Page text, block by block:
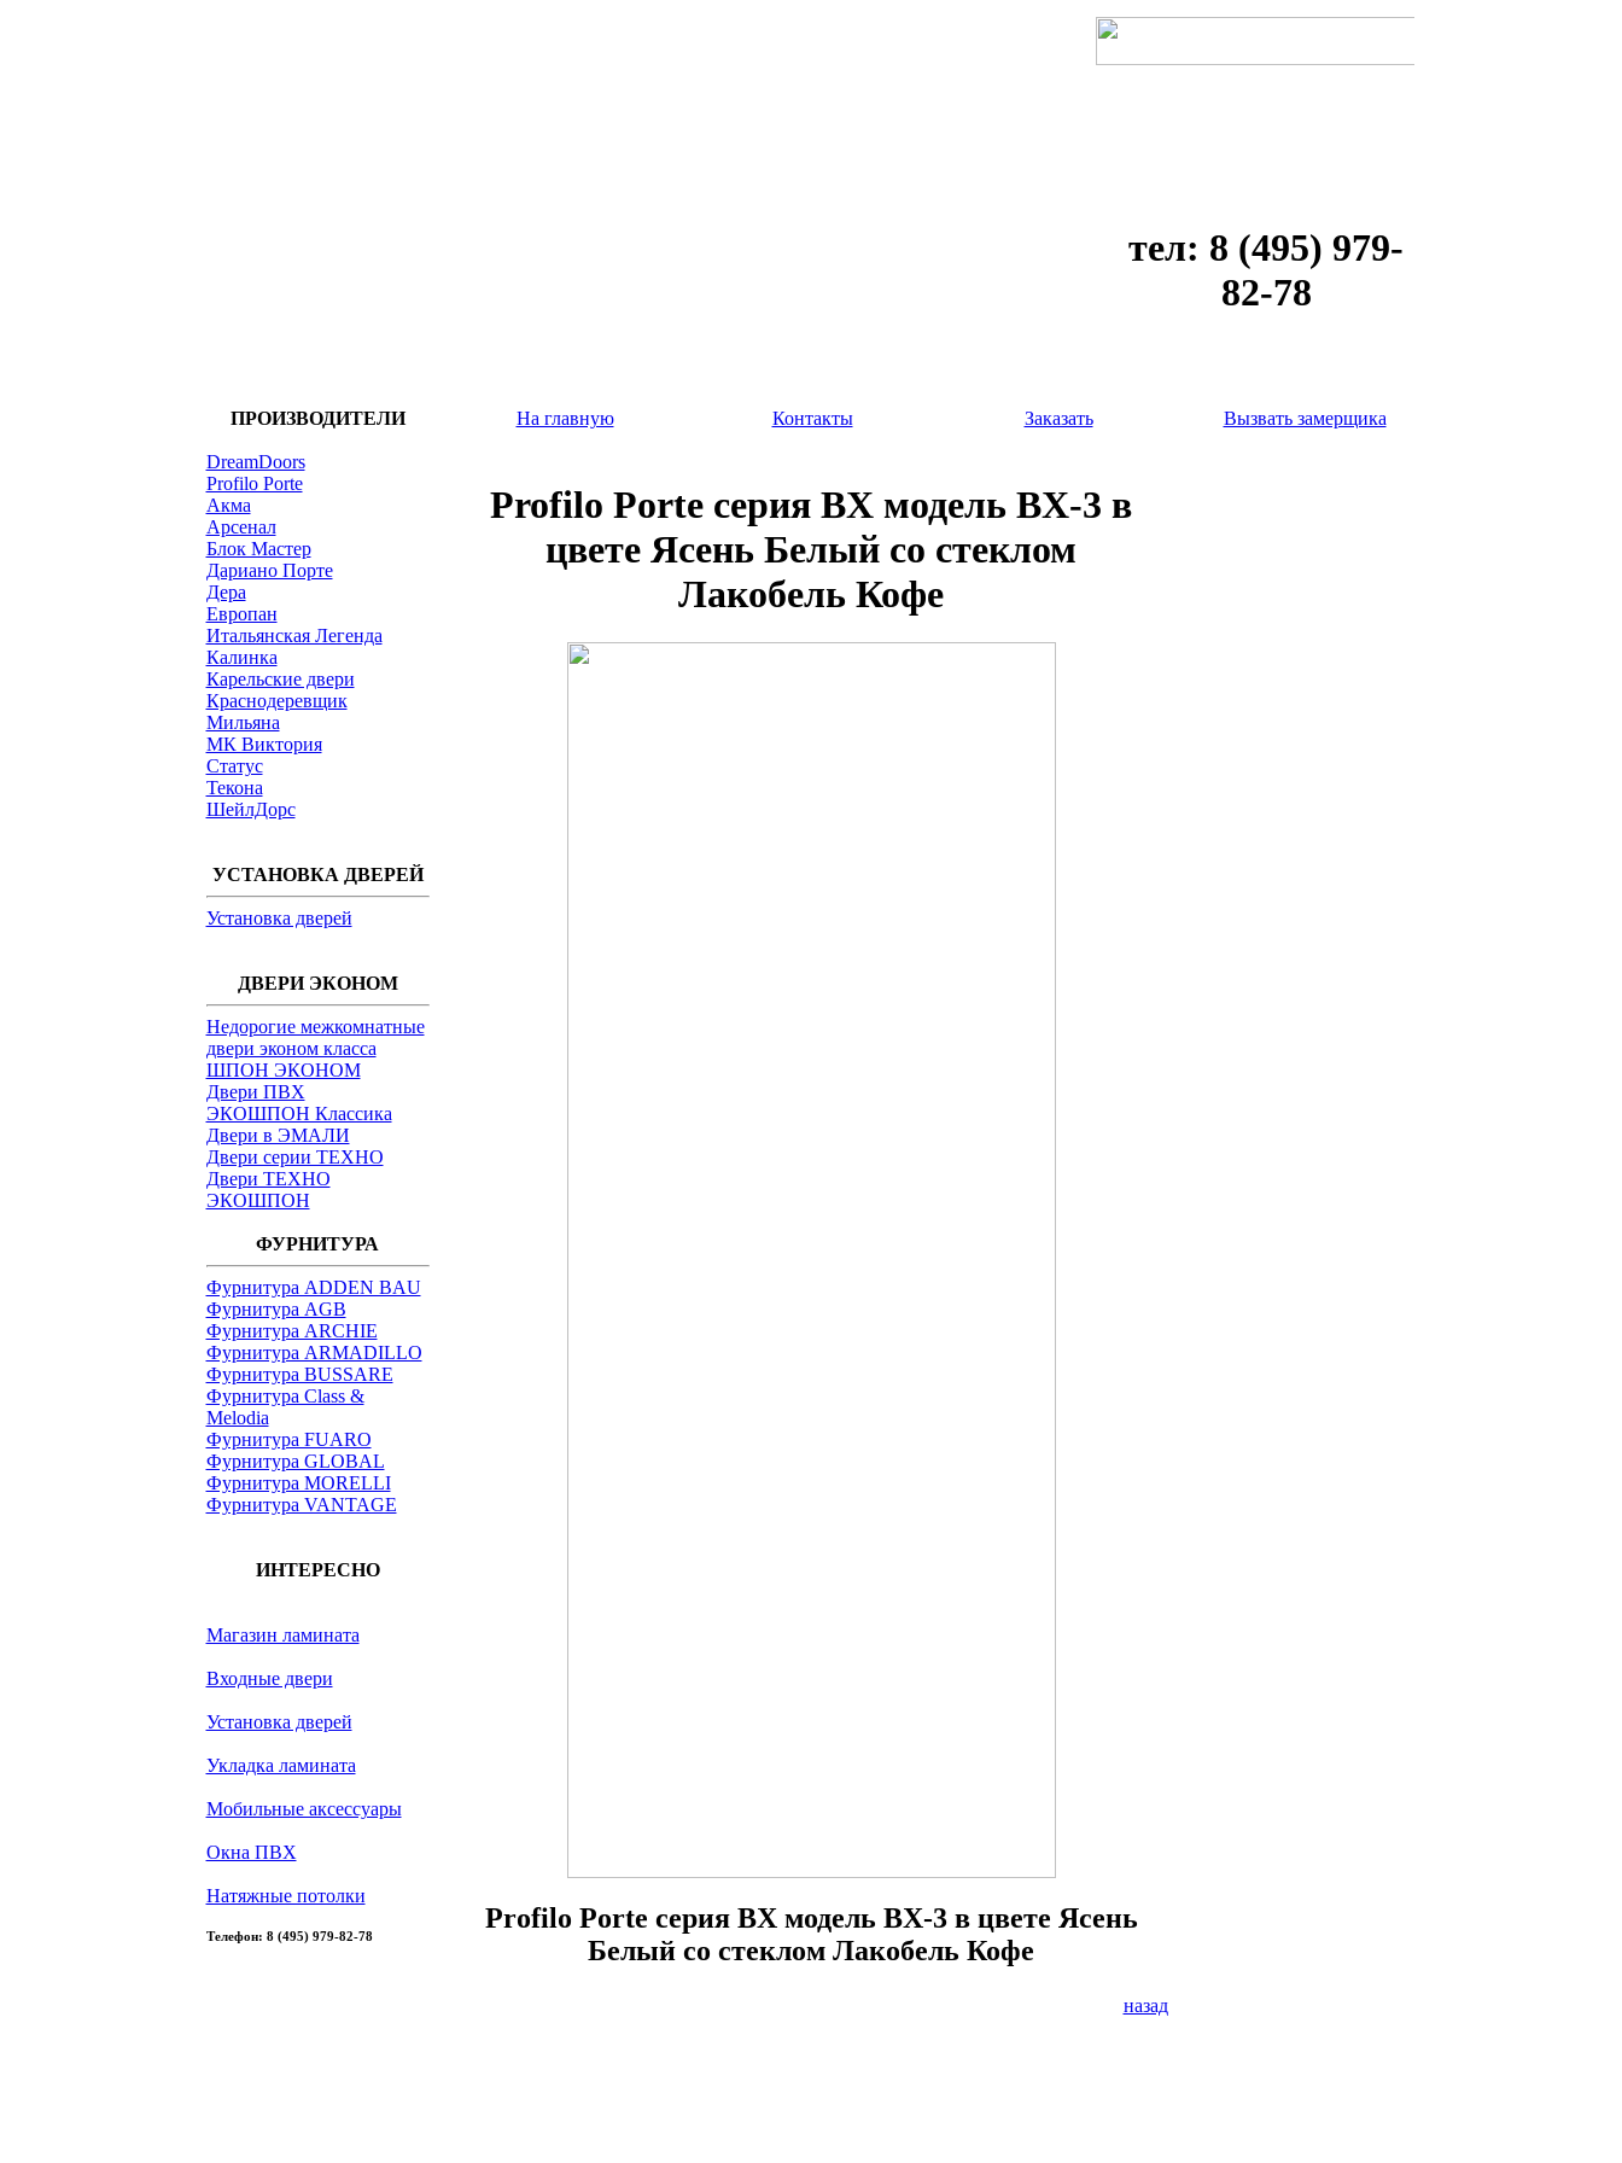
тел: 8 (495) 979-
82-78
ПРОИЗВОДИТЕЛИ
DreamDoors
Profilo Porte
Акма
Арсенал
Блок Мастер
Дариано Порте
Дера
Европан
Итальянская Легенда
Калинка
Карельские двери
Краснодеревщик
Мильяна
МК Виктория
Статус
Текона
ШейлДорс
УСТАНОВКА ДВЕРЕЙ
Установка дверей
ДВЕРИ ЭКОНОМ
Недорогие межкомнатные
двери эконом класса
ШПОН ЭКОНОМ
Двери ПВХ
ЭКОШПОН Классика
Двери в ЭМАЛИ
Двери серии ТЕХНО
Двери ТЕХНО
ЭКОШПОН
ФУРНИТУРА
Фурнитура ADDEN BAU
Фурнитура AGB
Фурнитура ARCHIE
Фурнитура ARMADILLO
Фурнитура BUSSARE
Фурнитура Class &
Melodia
Фурнитура FUARO
Фурнитура GLOBAL
Фурнитура MORELLI
Фурнитура VANTAGE
ИНТЕРЕСНО
Магазин ламината
Входные двери
Установка дверей
Укладка ламината
Мобильные аксессуары
Окна ПВХ
Натяжные потолки
Телефон: 8 (495) 979-82-78
На главную Контакты Заказать Вызвать замерщика
Profilo Porte серия BX модель BX-3 в
цвете Ясень Белый со стеклом
Лакобель Кофе
Profilo Porte серия BX модель BX-3 в цвете Ясень
Белый со стеклом Лакобель Кофе
назад